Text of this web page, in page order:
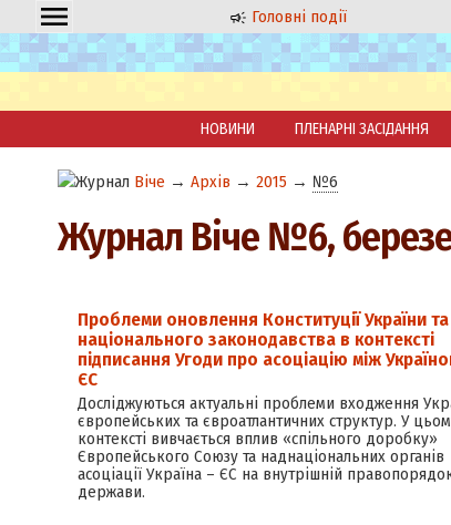
Головні події
НОВИНИ ПЛЕНАРНІ ЗАСІДАННЯ
Віче → Архів → 2015 → №6
Журнал Віче №6,
Проблеми оновлення Конституції України та
національного законодавства в контексті
підписання Угоди про асоціацію між
ЄС
Досліджуються актуальні проблеми входження
європейських та євроатлантичних структур. У
контексті вивчається вплив «спільного доробку»
Європейського Союзу та наднаціональних органів
асоціації Україна – ЄС на внутрішній
держави.